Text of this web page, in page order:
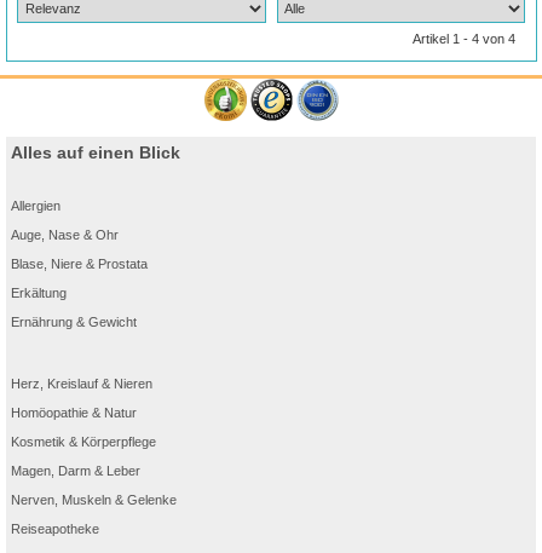
Artikel 1 - 4 von 4
Alles auf einen Blick
Allergien
Auge, Nase & Ohr
Blase, Niere & Prostata
Erkältung
Ernährung & Gewicht
Herz, Kreislauf & Nieren
Homöopathie & Natur
Kosmetik & Körperpflege
Magen, Darm & Leber
Nerven, Muskeln & Gelenke
Reiseapotheke